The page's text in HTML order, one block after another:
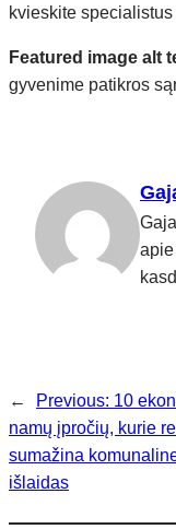
kvieskite
Featured image alt
gyvenime patikros
← Previous: 10
namų įpročių, kurie
sumažina
išlaidas